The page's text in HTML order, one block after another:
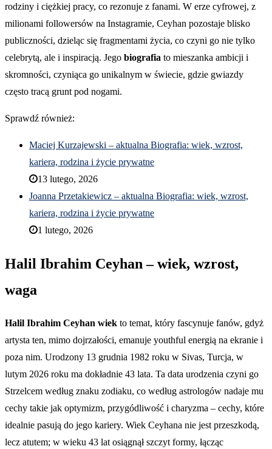
rodziny i ciężkiej pracy, co rezonuje z fanami. W erze cyfrowej, z
milionami followersów na Instagramie, Ceyhan pozostaje blisko
publiczności, dzieląc się fragmentami życia, co czyni go nie tylko
celebrytą, ale i inspiracją. Jego biografia to mieszanka ambicji i
skromności, czyniąca go unikalnym w świecie, gdzie gwiazdy
często tracą grunt pod nogami.
Sprawdź również:
Maciej Kurzajewski – aktualna Biografia: wiek, wzrost,
kariera, rodzina i życie prywatne
13 lutego, 2026
Joanna Przetakiewicz – aktualna Biografia: wiek, wzrost,
kariera, rodzina i życie prywatne
1 lutego, 2026
Halil Ibrahim Ceyhan – wiek, wzrost,
waga
Halil Ibrahim Ceyhan wiek to temat, który fascynuje fanów, gdyż
artysta ten, mimo dojrzałości, emanuje youthful energią na ekranie i
poza nim. Urodzony 13 grudnia 1982 roku w Sivas, Turcja, w
lutym 2026 roku ma dokładnie 43 lata. Ta data urodzenia czyni go
Strzelcem według znaku zodiaku, co według astrologów nadaje mu
cechy takie jak optymizm, przygódliwość i charyzma – cechy, które
idealnie pasują do jego kariery. Wiek Ceyhana nie jest przeszkodą,
lecz atutem; w wieku 43 lat osiągnął szczyt formy, łącząc